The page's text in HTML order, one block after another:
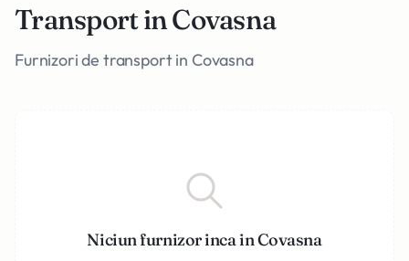
Transport in Covasna
Furnizori de transport in Covasna
Niciun furnizor inca in Covasna